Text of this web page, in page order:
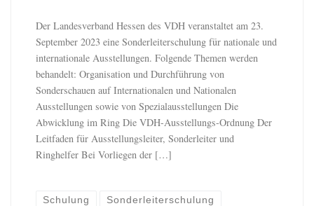
Der Landesverband Hessen des VDH veranstaltet am 23.
September 2023 eine Sonderleiterschulung für nationale und
internationale Ausstellungen. Folgende Themen werden
behandelt: Organisation und Durchführung von
Sonderschauen auf Internationalen und Nationalen
Ausstellungen sowie von Spezialausstellungen Die
Abwicklung im Ring Die VDH-Ausstellungs-Ordnung Der
Leitfaden für Ausstellungsleiter, Sonderleiter und
Ringhelfer Bei Vorliegen der […]
Schulung Sonderleiterschulung